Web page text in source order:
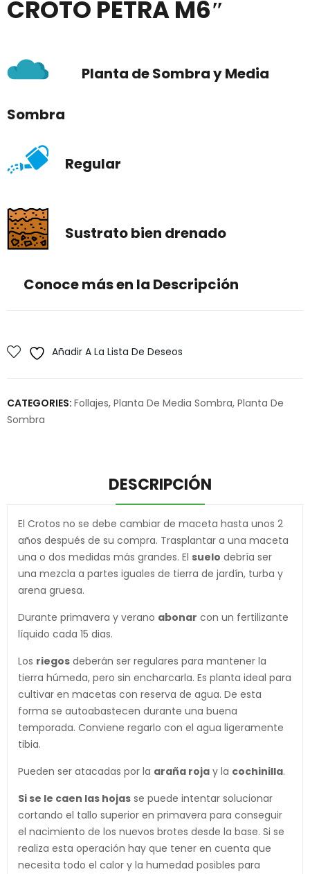
CROTO PETRA M6″
Planta de Sombra y Media
Sombra
Regular
Sustrato bien drenado
Conoce más en la Descripción
Añadir A La Lista De Deseos
CATEGORIES: Follajes, Planta De Media Sombra, Planta De
Sombra
DESCRIPCIÓN
El Crotos no se debe cambiar de maceta hasta unos 2
años después de su compra. Trasplantar a una maceta
una o dos medidas más grandes. El suelo debría ser
una mezcla a partes iguales de tierra de jardín, turba y
arena gruesa.
Durante primavera y verano abonar con un fertilizante
líquido cada 15 dias.
Los riegos deberán ser regulares para mantener la
tierra húmeda, pero sin encharcarla. Es planta ideal para
cultivar en macetas con reserva de agua. De esta
forma se autoabastecen durante una buena
temporada. Conviene regarlo con el agua ligeramente
tibia.
Pueden ser atacadas por la araña roja y la cochinilla.
Si se le caen las hojas se puede intentar solucionar
cortando el tallo superior en primavera para conseguir
el nacimiento de los nuevos brotes desde la base. Si se
realiza esta operación hay que tener en cuenta que
necesita todo el calor y la humedad posibles para